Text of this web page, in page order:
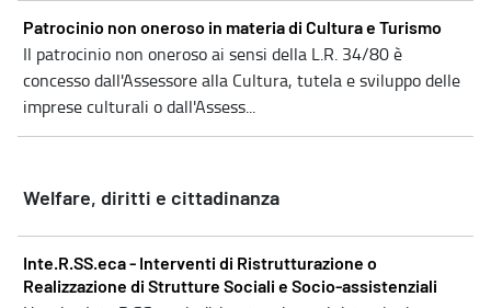
Patrocinio non oneroso in materia di Cultura e Turismo
Il patrocinio non oneroso ai sensi della L.R. 34/80 è
concesso dall'Assessore alla Cultura, tutela e sviluppo delle
imprese culturali o dall'Assess...
Welfare, diritti e cittadinanza
Inte.R.SS.eca - Interventi di Ristrutturazione o
Realizzazione di Strutture Sociali e Socio-assistenziali